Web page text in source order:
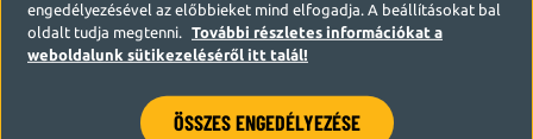
engedélyezésével az előbbieket mind elfogadja. A beállításokat bal
oldalt tudja megtenni.
További részletes információkat a
weboldalunk sütikezeléséről itt talál!
ÖSSZES ENGEDÉLYEZÉSE